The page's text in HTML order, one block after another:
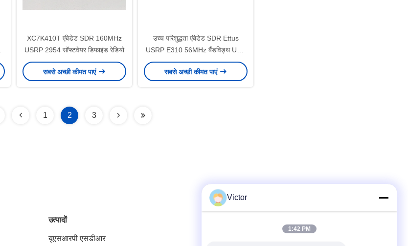
XC7K410T एंबेडेड SDR 160MHz
USRP 2954 सॉफ्टवेयर डिफाइंड रेडियो
सबसे अच्छी कीमत पाएं
उच्च परिशुद्धता एंबेडेड SDR Ettus
USRP E310 56MHz बैंडविड्थ USB
3.0 इंटरफ़ेस
सबसे अच्छी कीमत पाएं
1 2 3
उत्पादों
यूएसआरपी एसडीआर
Victor
1:42 PM